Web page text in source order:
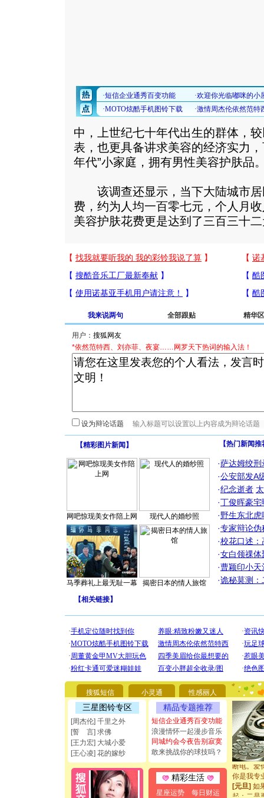
中，上世纪七十年代出生的群体，
表，也更具备讲求美容的经济实力
年代”小家庭，拥有男性美容护肤品
该调查还显示，当下大陆城市居
费，约为人均一百零七元，个人月
美容护肤花费更是达到了三百三十
我来说两句 全部跟贴 精华区
用户：
*依然范特西、刘亦菲、夜宴……网罗天下热词的输入法！
设为辩论话题
【精彩图片新闻 】
网吧惊现美女作陪上网 现代人的婚纱照
马季葬礼上最无耻一幕 揭密日本的情人旅馆
【热门新闻
·萨达姆绞刑
·公安部发A
·纪念逝者
·丁俊晖豪
·野生东北
·专家辩论伪
·校花口述：
·女白领祼体
·曹颖印小天
·诡秘莫测：
【相关链接】
搜狐短信 小灵通 性感丽人
三星图铃专区
[周杰伦] 千里之外
[誓 言] 求佛
[王力宏] 大城小爱
[王心凌] 花的嫁纱
精品专题推荐
短信企业通秀百变功能
浪漫情怀一起漫步音乐
同城约会今夜告别寂寞
敢来挑战你的球技吗？
精彩生活
星座运势
每日财运
[圣诞节]
你太多，
要平安
[圣诞节]
能正大光
都要快乐
[圣诞节]
如意,快
[元旦]看
断电。爱
你是我专
[元旦] 如
起；二是